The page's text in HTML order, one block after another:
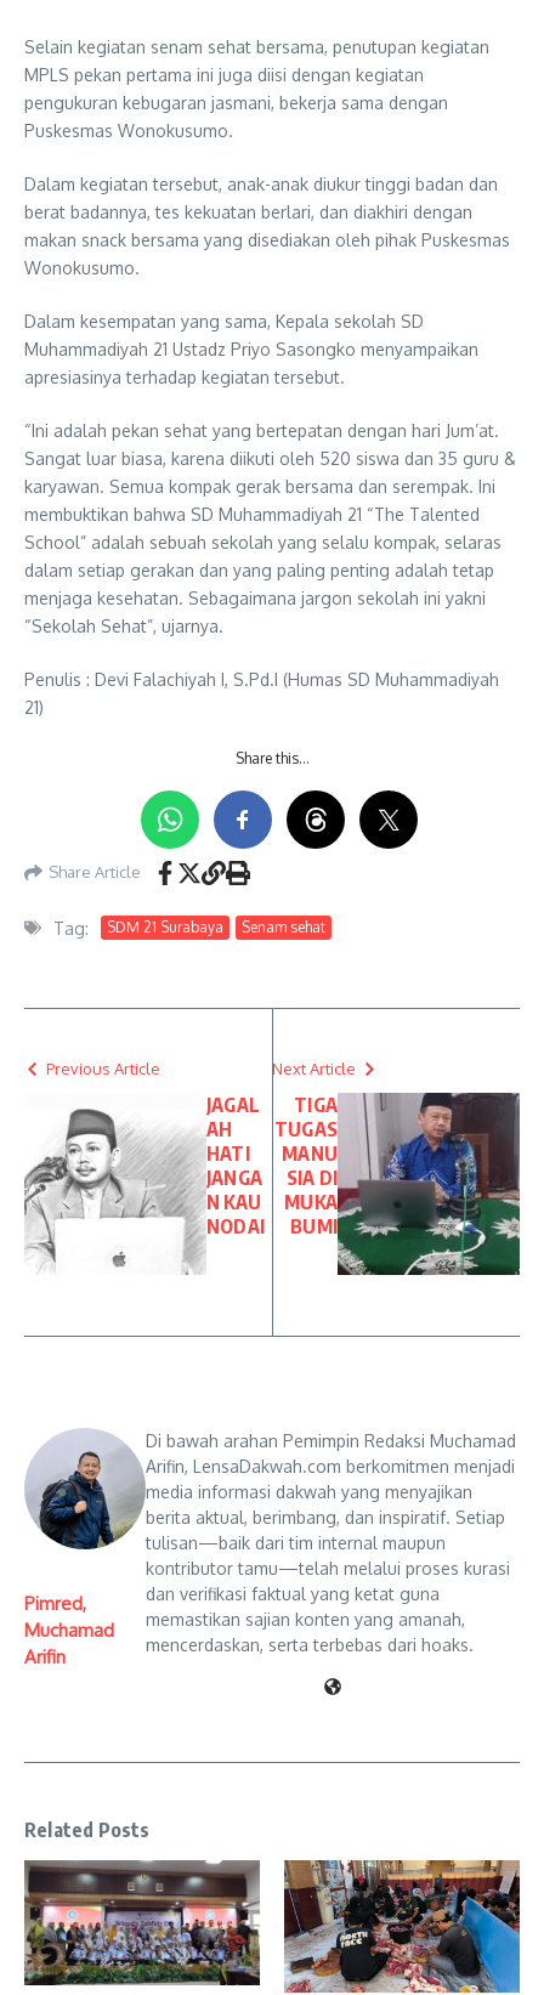
Selain kegiatan senam sehat bersama, penutupan kegiatan
MPLS pekan pertama ini juga diisi dengan kegiatan
pengukuran kebugaran jasmani, bekerja sama dengan
Puskesmas Wonokusumo.
Dalam kegiatan tersebut, anak-anak diukur tinggi badan dan
berat badannya, tes kekuatan berlari, dan diakhiri dengan
makan snack bersama yang disediakan oleh pihak Puskesmas
Wonokusumo.
Dalam kesempatan yang sama, Kepala sekolah SD
Muhammadiyah 21 Ustadz Priyo Sasongko menyampaikan
apresiasinya terhadap kegiatan tersebut.
“Ini adalah pekan sehat yang bertepatan dengan hari Jum’at.
Sangat luar biasa, karena diikuti oleh 520 siswa dan 35 guru &
karyawan. Semua kompak gerak bersama dan serempak. Ini
membuktikan bahwa SD Muhammadiyah 21 “The Talented
School” adalah sebuah sekolah yang selalu kompak, selaras
dalam setiap gerakan dan yang paling penting adalah tetap
menjaga kesehatan. Sebagaimana jargon sekolah ini yakni
“Sekolah Sehat”, ujarnya.
Penulis : Devi Falachiyah I, S.Pd.I (Humas SD Muhammadiyah
21)
Share this…
Share Article
Tag: SDM 21 Surabaya Senam sehat
Previous Article
JAGAL
AH
HATI
JANGA
N KAU
NODAI
Next Article
TIGA
TUGAS
MANU
SIA DI
MUKA
BUMI
Pimred,
Muchamad
Arifin
Di bawah arahan Pemimpin Redaksi Muchamad
Arifin, LensaDakwah.com berkomitmen menjadi
media informasi dakwah yang menyajikan
berita aktual, berimbang, dan inspiratif. Setiap
tulisan—baik dari tim internal maupun
kontributor tamu—telah melalui proses kurasi
dan verifikasi faktual yang ketat guna
memastikan sajian konten yang amanah,
mencerdaskan, serta terbebas dari hoaks.
Related Posts